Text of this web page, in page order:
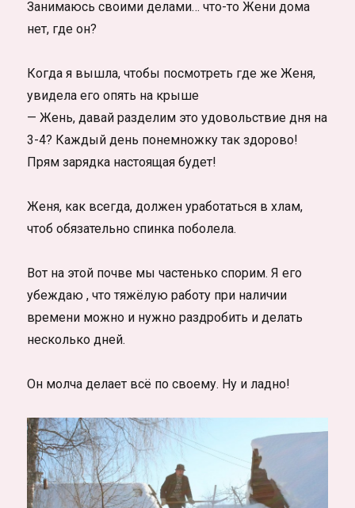
Занимаюсь своими делами… что-то Жени дома
нет, где он?
Когда я вышла, чтобы посмотреть где же Женя,
увидела его опять на крыше
— Жень, давай разделим это удовольствие дня на
3-4? Каждый день понемножку так здорово!
Прям зарядка настоящая будет!
Женя, как всегда, должен уработаться в хлам,
чтоб обязательно спинка поболела.
Вот на этой почве мы частенько спорим. Я его
убеждаю , что тяжёлую работу при наличии
времени можно и нужно раздробить и делать
несколько дней.
Он молча делает всё по своему. Ну и ладно!